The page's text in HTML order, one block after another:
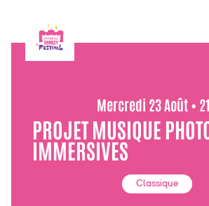
Mercredi 23 Août •
PROJET MUSIQUE
IMMERSIVES
Classique